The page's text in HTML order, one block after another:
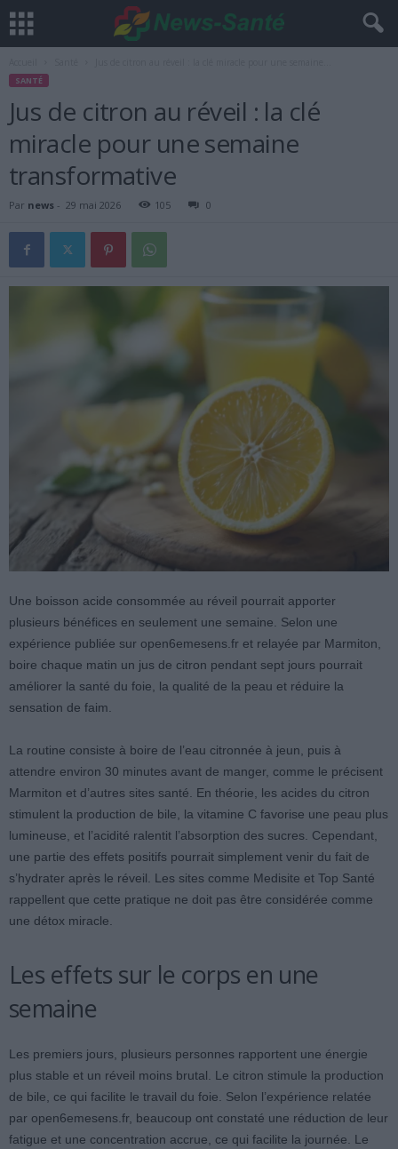
SANTÉ
Jus de citron au réveil : la clé
miracle pour une semaine
transformative
Par news - 29 mai 2026 105 0
Une boisson acide consommée au réveil pourrait apporter
plusieurs bénéfices en seulement une semaine. Selon une
expérience publiée sur open6emesens.fr et relayée par Marmiton,
boire chaque matin un jus de citron pendant sept jours pourrait
améliorer la santé du foie, la qualité de la peau et réduire la
sensation de faim.
La routine consiste à boire de l’eau citronnée à jeun, puis à
attendre environ 30 minutes avant de manger, comme le précisent
Marmiton et d’autres sites santé. En théorie, les acides du citron
stimulent la production de bile, la vitamine C favorise une peau plus
lumineuse, et l’acidité ralentit l’absorption des sucres. Cependant,
une partie des effets positifs pourrait simplement venir du fait de
s’hydrater après le réveil. Les sites comme Medisite et Top Santé
rappellent que cette pratique ne doit pas être considérée comme
une détox miracle.
Les effets sur le corps en une
semaine
Les premiers jours, plusieurs personnes rapportent une énergie
plus stable et un réveil moins brutal. Le citron stimule la production
de bile, ce qui facilite le travail du foie. Selon l’expérience relatée
par open6emesens.fr, beaucoup ont constaté une réduction de leur
fatigue et une concentration accrue, ce qui facilite la journée. Le